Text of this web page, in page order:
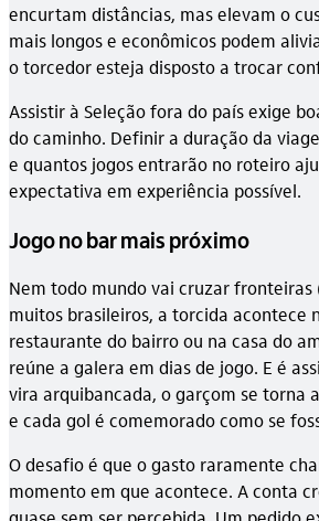
encurtam distâncias, mas elevam o
mais longos e econômicos podem
o torcedor esteja disposto a trocar
Assistir à Seleção fora do país exige
do caminho. Definir a duração da
e quantos jogos entrarão no roteiro
expectativa em experiência possível.
Jogo no bar mais próximo
Nem todo mundo vai cruzar fronteiras
muitos brasileiros, a torcida acontece
restaurante do bairro ou na casa do
reúne a galera em dias de jogo. E é
vira arquibancada, o garçom se torna
e cada gol é comemorado como se
O desafio é que o gasto raramente
momento em que acontece. A conta